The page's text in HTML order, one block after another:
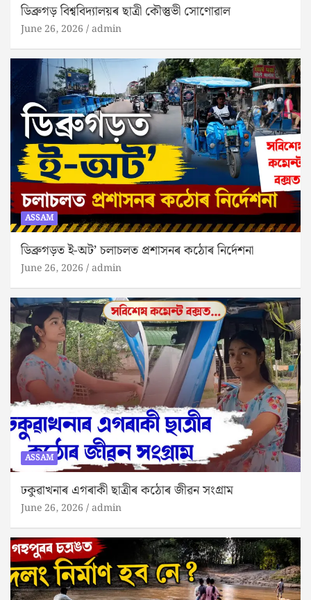
ডিব্ৰুগড় বিশ্ববিদ্যালয়ৰ ছাত্ৰী কৌস্তুভী সোণোৱাল
June 26, 2026 admin
ASSAM
ডিব্ৰুগড়ত ই-অট’ চলাচলত প্ৰশাসনৰ কঠোৰ নিৰ্দেশনা
June 26, 2026 admin
ASSAM
ঢকুৱাখনাৰ এগৰাকী ছাত্ৰীৰ কঠোৰ জীৱন সংগ্ৰাম
June 26, 2026 admin